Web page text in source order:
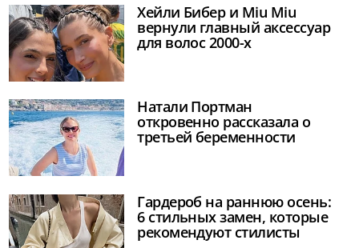
Хейли Бибер и Miu Miu
вернули главный аксессуар
для волос 2000-х
Натали Портман
откровенно рассказала о
третьей беременности
Гардероб на раннюю осень:
6 стильных замен, которые
рекомендуют стилисты